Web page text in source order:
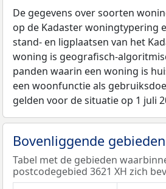
De gegevens over soorten
op de Kadaster woningtypering
stand- en ligplaatsen van het
woning is geografisch-
panden waarin een woning is
een woonfunctie als
gelden voor de situatie op 1 juli
Bovenliggende gebieden
Tabel met de gebieden
postcodegebied 3621 XH zich